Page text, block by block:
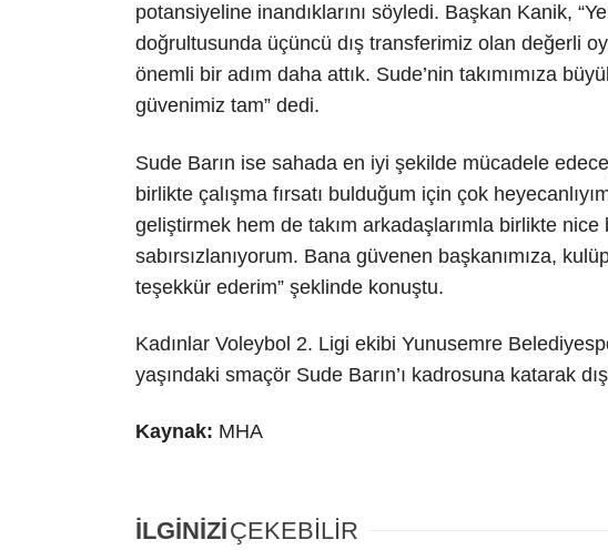
potansiyeline inandıklarını söyledi. Başkan Kanik,
doğrultusunda üçüncü dış transferimiz olan değerli
önemli bir adım daha attık. Sude’nin takımımıza
güvenimiz tam” dedi.
Sude Barın ise sahada en iyi şekilde mücadele
birlikte çalışma fırsatı bulduğum için çok
geliştirmek hem de takım arkadaşlarımla birlikte nice
sabırsızlanıyorum. Bana güvenen başkanımıza,
teşekkür ederim” şeklinde konuştu.
Kadınlar Voleybol 2. Ligi ekibi Yunusemre
yaşındaki smaçör Sude Barın’ı kadrosuna katarak
Kaynak: MHA
İLGİNİZİÇEKEBİLİR